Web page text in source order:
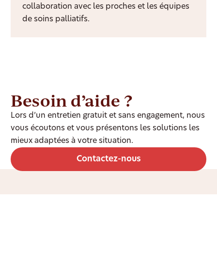
collaboration avec les proches et les équipes
de soins palliatifs.
Besoin d’aide ?
Lors d’un entretien gratuit et sans engagement, nous
vous écoutons et vous présentons les solutions les
mieux adaptées à votre situation.
Contactez-nous